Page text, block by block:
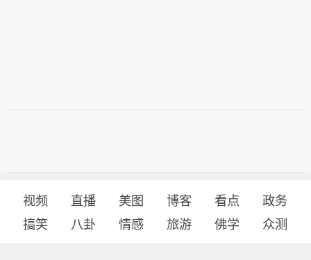
视频 直播 美图 博客 看点
政务
搞笑
八卦 情感 旅游 佛学 众测